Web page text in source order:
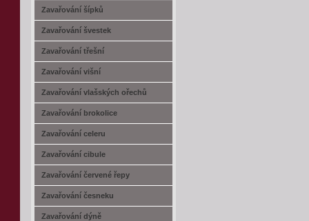
Zavařování šípků
Zavařování švestek
Zavařování třešní
Zavařování višní
Zavařování vlašských ořechů
Zavařování brokolice
Zavařování celeru
Zavařování cibule
Zavařování červené řepy
Zavařování česneku
Zavařování dýně